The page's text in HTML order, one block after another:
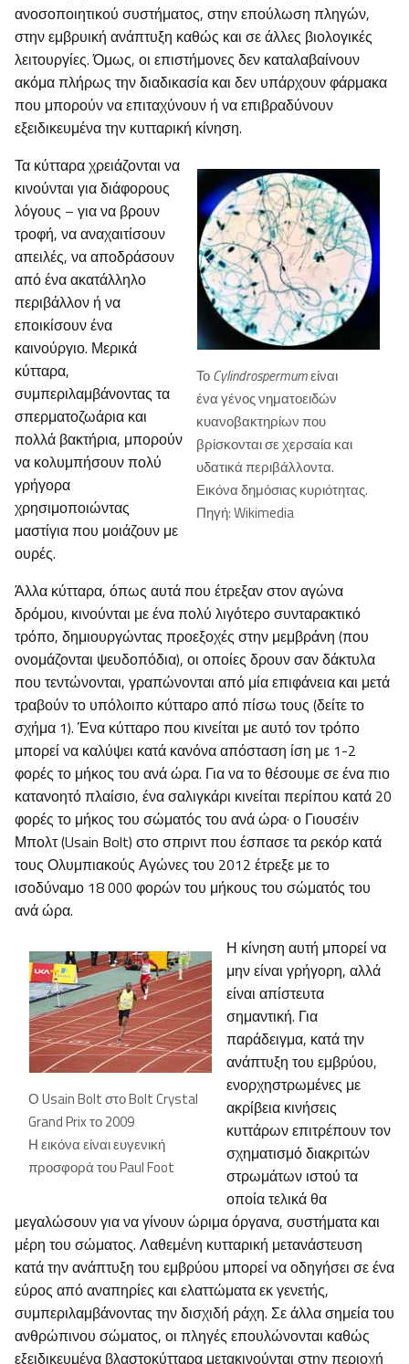
ανοσοποιητικού συστήματος, στην επούλωση πληγών,
στην εμβρυική ανάπτυξη καθώς και σε άλλες βιολογικές
λειτουργίες. Όμως, οι επιστήμονες δεν καταλαβαίνουν
ακόμα πλήρως την διαδικασία και δεν υπάρχουν φάρμακα
που μπορούν να επιταχύνουν ή να επιβραδύνουν
εξειδικευμένα την κυτταρική κίνηση.
ΤοCylindrospermumείναι
ένα γένος νηματοειδών
κυανοβακτηρίων που
βρίσκονται σε χερσαία και
υδατικά περιβάλλοντα.
Εικόνα δημόσιας κυριότητας.
Πηγή: Wikimedia
Τα κύτταρα χρειάζονται να
κινούνται για διάφορους
λόγους – για να βρουν
τροφή, να αναχαιτίσουν
απειλές, να αποδράσουν
από ένα ακατάλληλο
περιβάλλον ή να
εποικίσουν ένα
καινούργιο. Μερικά
κύτταρα,
συμπεριλαμβάνοντας τα
σπερματοζωάρια και
πολλά βακτήρια, μπορούν
να κολυμπήσουν πολύ
γρήγορα
χρησιμοποιώντας
μαστίγια που μοιάζουν με
ουρές.
Άλλα κύτταρα, όπως αυτά που έτρεξαν στον αγώνα
δρόμου, κινούνται με ένα πολύ λιγότερο συνταρακτικό
τρόπο, δημιουργώντας προεξοχές στην μεμβράνη (που
ονομάζονται ψευδοπόδια), οι οποίες δρουν σαν δάκτυλα
που τεντώνονται, γραπώνονται από μία επιφάνεια και μετά
τραβούν το υπόλοιπο κύτταρο από πίσω τους (δείτε το
σχήμα 1). Ένα κύτταρο που κινείται με αυτό τον τρόπο
μπορεί να καλύψει κατά κανόνα απόσταση ίση με 1-2
φορές το μήκος του ανά ώρα. Για να το θέσουμε σε ένα πιο
κατανοητό πλαίσιο, ένα σαλιγκάρι κινείται περίπου κατά 20
φορές το μήκος του σώματός του ανά ώρα· ο Γιουσέιν
Μπολτ (Usain Bolt) στο σπριντ που έσπασε τα ρεκόρ κατά
τους Ολυμπιακούς Αγώνες του 2012 έτρεξε με το
ισοδύναμο 18 000 φορών του μήκους του σώματός του
ανά ώρα.
Ο Usain Bolt στο Bolt Crystal
Grand Prix το 2009
Η εικόνα είναι ευγενική
προσφορά του Paul Foot
Η κίνηση αυτή μπορεί να
μην είναι γρήγορη, αλλά
είναι απίστευτα
σημαντική. Για
παράδειγμα, κατά την
ανάπτυξη του εμβρύου,
ενορχηστρωμένες με
ακρίβεια κινήσεις
κυττάρων επιτρέπουν τον
σχηματισμό διακριτών
στρωμάτων ιστού τα
οποία τελικά θα
μεγαλώσουν για να γίνουν ώριμα όργανα, συστήματα και
μέρη του σώματος. Λαθεμένη κυτταρική μετανάστευση
κατά την ανάπτυξη του εμβρύου μπορεί να οδηγήσει σε ένα
εύρος από αναπηρίες και ελαττώματα εκ γενετής,
συμπεριλαμβάνοντας την δισχιδή ράχη. Σε άλλα σημεία του
ανθρώπινου σώματος, οι πληγές επουλώνονται καθώς
εξειδικευμένα βλαστοκύτταρα μετακινούνται στην περιοχή